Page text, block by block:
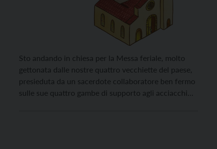
Sto andando in chiesa per la Messa feriale, molto
gettonata dalle nostre quattro vecchiette del paese,
presieduta da un sacerdote collaboratore ben fermo
sulle sue quattro gambe di supporto agli acciacchi